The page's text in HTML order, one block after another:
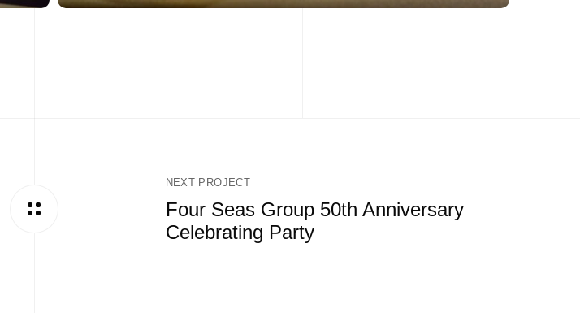
NEXT PROJECT
Four Seas Group 50th Anniversary
Celebrating Party